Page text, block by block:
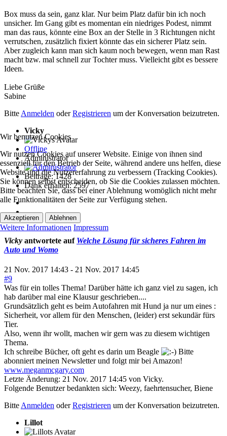
Box muss da sein, ganz klar. Nur beim Platz dafür bin ich noch
unsicher. Im Gang gibt es momentan ein niedriges Podest, nimmt
man das raus, könnte eine Box an der Stelle in 3 Richtungen nicht
verrutschen, zusätzlich fixiert könnte das ein sicherer Platz sein.
Aber zugleich kann man sich kaum noch bewegen, wenn man Rast
macht bzw. mal schnell zur Tochter muss. Vielleicht gibt es bessere
Ideen.
Liebe Grüße
Sabine
Bitte Anmelden oderRegistrieren um der Konversation beizutreten.
Vicky
Offline
Administrator
Beiträge: 1428
Dank erhalten: 2597
Vicky antwortete auf Welche Lösung für sicheres Fahren im
Auto und Womo
21 Nov. 2017 14:43 - 21 Nov. 2017 14:45
#9
Was für ein tolles Thema! Darüber hätte ich ganz viel zu sagen, ich
hab darüber mal eine Klausur geschrieben....
Grundsätzlich geht es beim Autofahren mit Hund ja nur um eines :
Sicherheit, vor allem für den Menschen, (leider) erst sekundär fürs
Tier.
Also, wenn ihr wollt, machen wir gern was zu diesem wichtigen
Thema.
Ich schreibe Bücher, oft geht es darin um Beagle
Bitte
abonniert meinen Newsletter und folgt mir bei Amazon!
www.meganmcgary.com
Letzte Änderung: 21 Nov. 2017 14:45 von Vicky.
Folgende Benutzer bedankten sich: Weezy, faehrtensucher, Biene
BitteAnmelden oderRegistrieren um der Konversation beizutreten.
Lillot
Wir benutzen Cookies
Wir nutzen Cookies auf unserer Website. Einige von ihnen sind
essenziell für den Betrieb der Seite, während andere uns helfen, diese
Website und die Nutzererfahrung zu verbessern (Tracking Cookies).
Sie können selbst entscheiden, ob Sie die Cookies zulassen möchten.
Bitte beachten Sie, dass bei einer Ablehnung womöglich nicht mehr
alle Funktionalitäten der Seite zur Verfügung stehen.
Akzeptieren Ablehnen
Weitere Informationen Impressum